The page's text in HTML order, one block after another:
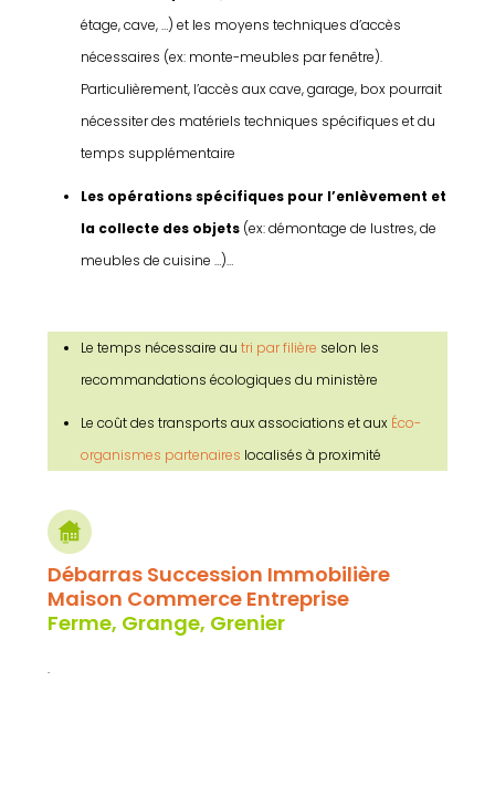
étage, cave, …) et les moyens techniques d’accès
nécessaires (ex: monte-meubles par fenêtre).
Particulièrement, l’accès aux cave, garage, box pourrait
nécessiter des matériels techniques spécifiques et du
temps supplémentaire
Les opérations spécifiques pour l’enlèvement et
la collecte des objets (ex: démontage de lustres, de
meubles de cuisine …)…
Le temps nécessaire au tri par filière selon les
recommandations écologiques du ministère
Le coût des transports aux associations et aux Éco-
organismes partenaires localisés à proximité
Débarras Succession Immobilière
Maison Commerce Entreprise
Ferme, Grange, Grenier
.